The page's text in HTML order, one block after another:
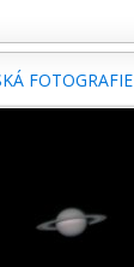
FOTOGRAFIE